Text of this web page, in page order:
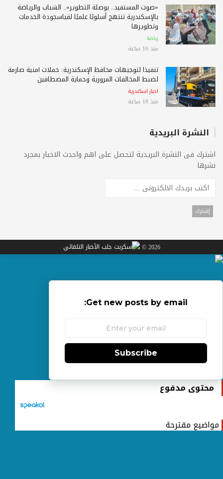
«صوت المستفيد.. بوصلة التطوير».. الشباب والرياضة
بالإسكندرية تنتهج أسلوبًا علميًا لقياسجودة الخدمات
وتطويرها
رياضة
منذ 16 ساعة
تنفيذًا لتوجيهات محافظ الإسكندرية: حملات أمنية صارمة
لضبط المخالفات المرورية وحماية المصطافين
اخبار اسكندرية
منذ 18 ساعة
النشرة البريدية
اشترك فى النشرة البريدية لتحصل على اهم واحدث الاخبار بمجرد
نشرها
2026 ©
Get new posts by email:
Subscribe
محتوى مدفوع
مواضيع مقترحة